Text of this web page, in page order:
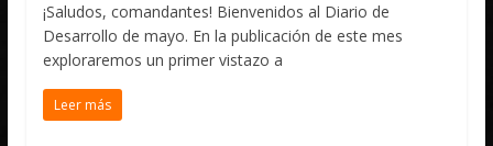
¡Saludos, comandantes! Bienvenidos al Diario de
Desarrollo de mayo. En la publicación de este mes
exploraremos un primer vistazo a
Leer más